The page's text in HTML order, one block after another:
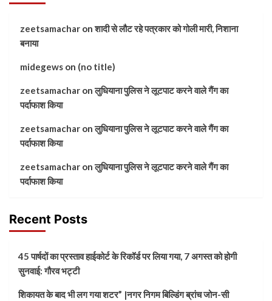
zeetsamachar onशादी से लौट रहे पत्रकार को गोली मारी, निशाना
बनाया
midegews on (no title)
zeetsamachar onलुधियाना पुलिस ने लूटपाट करने वाले गैंग का
पर्दाफाश किया
zeetsamachar onलुधियाना पुलिस ने लूटपाट करने वाले गैंग का
पर्दाफाश किया
zeetsamachar onलुधियाना पुलिस ने लूटपाट करने वाले गैंग का
पर्दाफाश किया
Recent Posts
45 पार्षदों का प्रस्ताव हाईकोर्ट के रिकॉर्ड पर लिया गया, 7 अगस्त को होगी
सुनवाई: गौरव भट्टी
शिकायत के बाद भी लग गया शटर” |नगर निगम बिल्डिंग ब्रांच जोन-सी